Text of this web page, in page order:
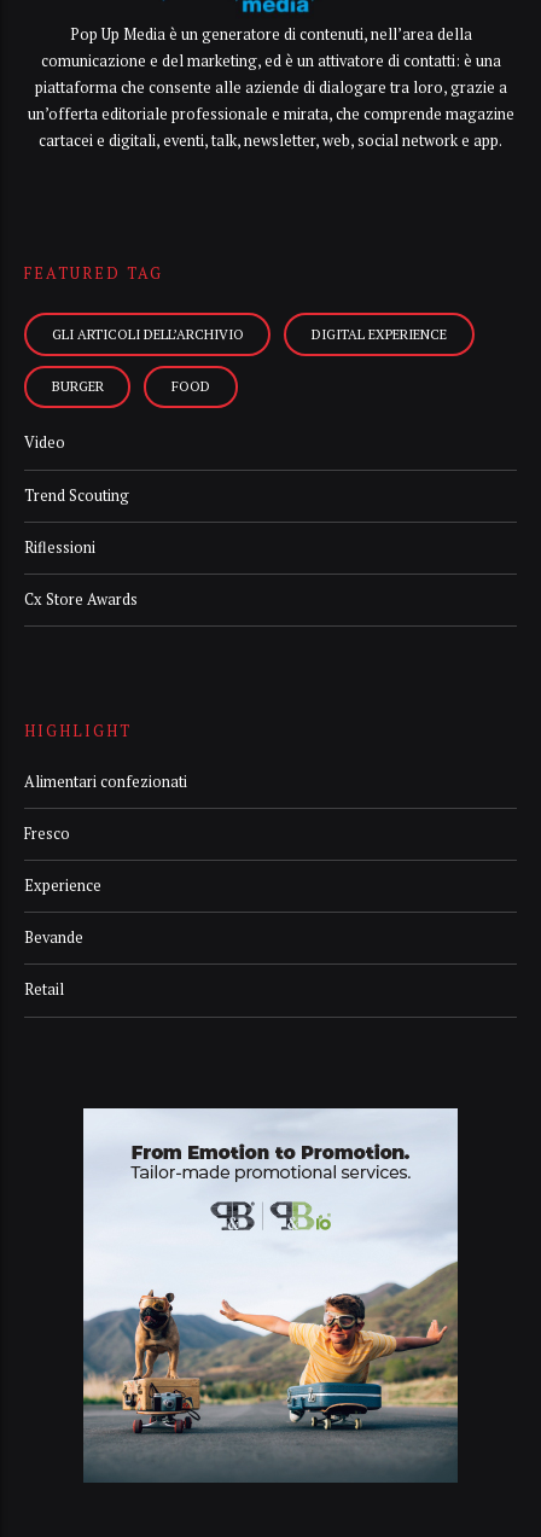
Pop Up Media è un generatore di contenuti, nell’area della
comunicazione e del marketing, ed è un attivatore di contatti: è una
piattaforma che consente alle aziende di dialogare tra loro, grazie a
un’offerta editoriale professionale e mirata, che comprende magazine
cartacei e digitali, eventi, talk, newsletter, web, social network e app.
FEATURED TAG
GLI ARTICOLI DELL’ARCHIVIO DIGITAL EXPERIENCE
BURGER FOOD
Video
Trend Scouting
Riflessioni
Cx Store Awards
HIGHLIGHT
Alimentari confezionati
Fresco
Experience
Bevande
Retail